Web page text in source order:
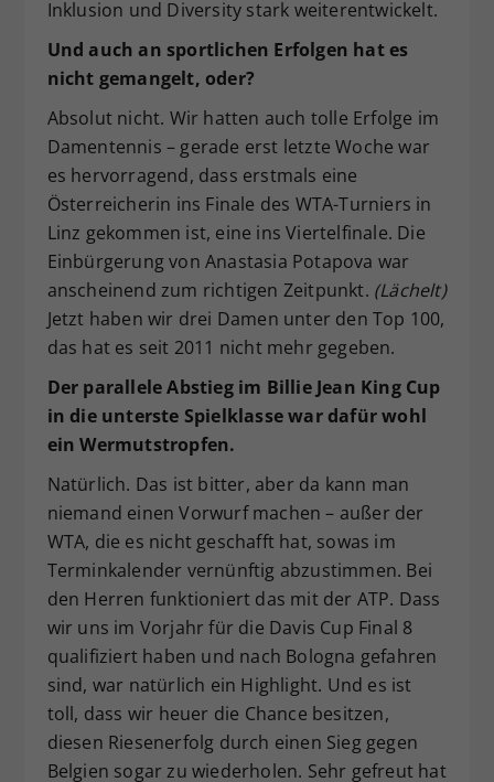
Inklusion und Diversity stark weiterentwickelt.
Und auch an sportlichen Erfolgen hat es
nicht gemangelt, oder?
Absolut nicht. Wir hatten auch tolle Erfolge im
Damentennis – gerade erst letzte Woche war
es hervorragend, dass erstmals eine
Österreicherin ins Finale des WTA-Turniers in
Linz gekommen ist, eine ins Viertelfinale. Die
Einbürgerung von Anastasia Potapova war
anscheinend zum richtigen Zeitpunkt. (Lächelt)
Jetzt haben wir drei Damen unter den Top 100,
das hat es seit 2011 nicht mehr gegeben.
Der parallele Abstieg im Billie Jean King Cup
in die unterste Spielklasse war dafür wohl
ein Wermutstropfen.
Natürlich. Das ist bitter, aber da kann man
niemand einen Vorwurf machen – außer der
WTA, die es nicht geschafft hat, sowas im
Terminkalender vernünftig abzustimmen. Bei
den Herren funktioniert das mit der ATP. Dass
wir uns im Vorjahr für die Davis Cup Final 8
qualifiziert haben und nach Bologna gefahren
sind, war natürlich ein Highlight. Und es ist
toll, dass wir heuer die Chance besitzen,
diesen Riesenerfolg durch einen Sieg gegen
Belgien sogar zu wiederholen. Sehr gefreut hat